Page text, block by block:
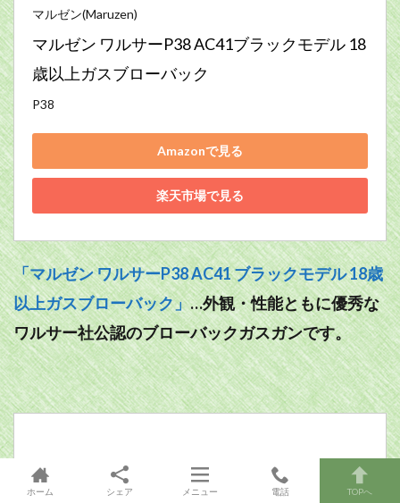
マルゼン(Maruzen)
マルゼン ワルサーP38 AC41ブラックモデル 18
歳以上ガスブローバック
P38
Amazonで見る
楽天市場で見る
「マルゼン ワルサーP38 AC41 ブラックモデル 18歳
以上ガスブローバック」…外観・性能ともに優秀な
ワルサー社公認のブローバックガスガンです。
ホーム シェア メニュー 電話 TOPへ